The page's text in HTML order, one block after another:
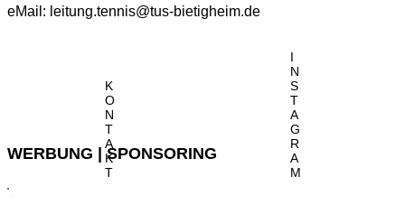
eMail: leitung.tennis@tus-bietigheim.de
K
O
N
T
A
K
T
I
N
S
T
A
G
R
A
M
WERBUNG | SPONSORING